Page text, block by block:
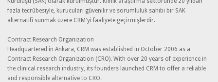
fazla tecrübesiyle, kurucuları güvenilir ve sorumluluk sahibi bir SAK
alternatifi sunmak üzere CRM'yi faaliyete geçirmişlerdir.
Contract Research Organization
Headquartered in Ankara, CRM was established in October 2006 as a
Contract Research Organization (CRO). With over 20 years of experience in
the clinical research industry, its founders launched CRM to offer a reliable
and responsible alternative to CRO.